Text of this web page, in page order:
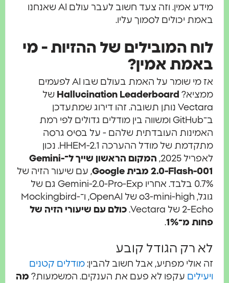
מידע אמין. וזה צעד חשוב לעבר עולם AI שאנחנו
באמת יכולים לסמוך עליו.
לוח המובילים של ההזיות - מי
באמת אמין?
אז מי שומר על האמת בעולם שבו AI לפעמים
ממציא?Hallucination Leaderboardשל
Vectara נותן תשובה. זהו דירוג שמתעדכן
ב־GitHub ומשווה בין מודלים גדולים לפי רמת
האמינות העובדתית שלהם - על בסיס גרסה
מתקדמת של מודל ההערכה HHEM-2.1. נכון
לאפריל 2025,
המקום הראשון שייך ל־Gemini-
2.0-Flash-001 מבית Google
, עם שיעור הזיה של
0.7% בלבד. אחריו Gemini-2.0-Pro-Exp גם של
גוגל, o3-mini-high של OpenAI, ו־Mockingbird-
2-Echo של Vectara.
כולם עם שיעורי הזיה של
פחות מ־1%
.
לא רק הגודל קובע
זה אולי מפתיע, אבל חשוב להבין:מודלים קטנים
ויעיליםעקפו לא פעם את הענקים. המשמעות?מה